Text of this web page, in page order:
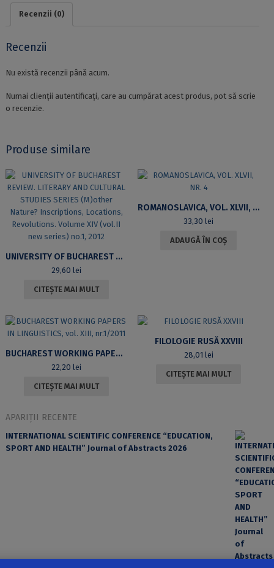
Recenzii (0)
Recenzii
Nu există recenzii până acum.
Numai clienții autentificați, care au cumpărat acest produs, pot să scrie
o recenzie.
Produse similare
UNIVERSITY OF BUCHAREST REVIEW. LITERARY AND CULTURAL STUDIES SERIES (M)OTHER NATURE? INSCRIPTIONS, LOCATIONS, REVOLUTIONS. VOLUME XIV (VOL.II NEW SERIES) NO.1, 2012
29,60 lei
CITEȘTE MAI MULT
ROMANOSLAVICA, VOL. XLVII, NR. 4
33,30lei
ADAUGĂ ÎN COȘ
BUCHAREST WORKING PAPERS IN LINGUISTICS, VOL. XIII, NR.1/2011
22,20 lei
CITEȘTE MAI MULT
FILOLOGIE RUSĂ XXVIII
28,01 lei
CITEȘTE MAI MULT
APARIȚII RECENTE
INTERNATIONAL SCIENTIFIC CONFERENCE “EDUCATION,
SPORT AND HEALTH” Journal of Abstracts 2026